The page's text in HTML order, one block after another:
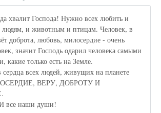
хвалит Господа! Нужно всех любить и
людям, и животным и птицам. Человек, в
доброта, любовь, милосердие - очень
значит Господь одарил человека самыми
какие только есть на Земле.
сердца всех людей, живущих на планете
ВЕРУ, ДОБРОТУ И
все наши души!